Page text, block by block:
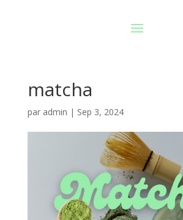
matcha
par admin | Sep 3, 2024